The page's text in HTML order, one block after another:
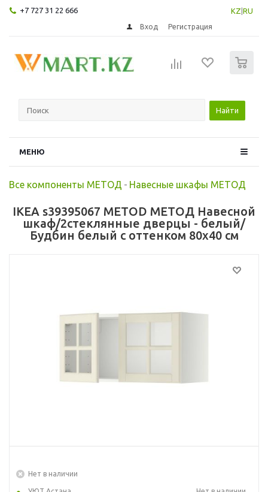
+7 727 31 22 666 KZ RU
Вход Регистрация
Найти
МЕНЮ
Все компоненты МЕТОД - Навесные шкафы МЕТОД
IKEA s39395067 METOD МЕТОД Навесной
шкаф/2стеклянные дверцы - белый/
Будбин белый с оттенком 80x40 см
Нет в наличии